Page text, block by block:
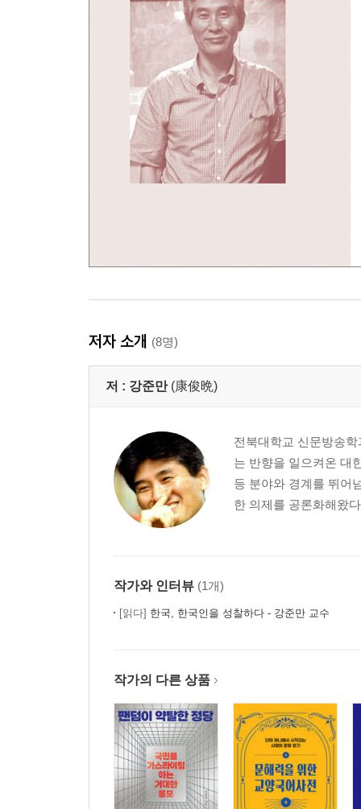
가치 체계가 사라져버린 싱크홀 시대
마지막 남자
임금 인상을 요청하기 위해 과장에게 접근하는 기
사회문제의 개인화
세속화된 변신론을 경계하자
인간과 비인간의 경계
악의 평범성에 대한 보고서
저자 소개 (8명)
저 : 강준만 (康俊晩)
전북대학교 신문방송
는 반향을 일으켜온 대
등 분야와 경계를 뛰어
한 의제를 공론화해왔
작가와 인터뷰 (1개)
[읽다] 한국, 한국인을 성찰하다 - 강준만 교수
작가의 다른 상품